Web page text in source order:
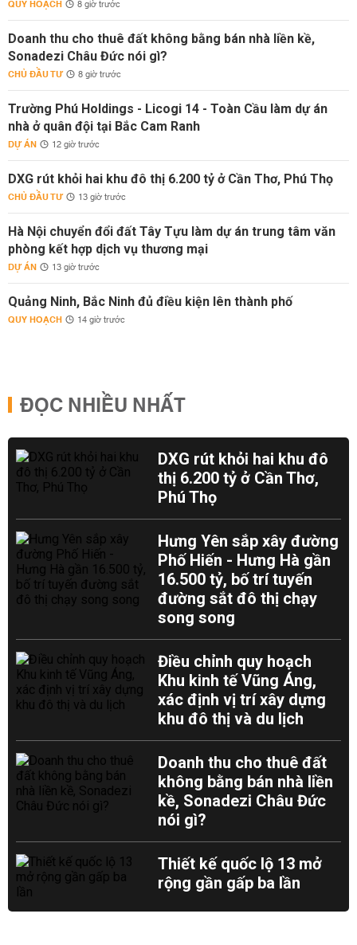
QUY HOẠCH 8 giờ trước
Doanh thu cho thuê đất không bằng bán nhà liền kề,
Sonadezi Châu Đức nói gì?
CHỦ ĐẦU TƯ 8 giờ trước
Trường Phú Holdings - Licogi 14 - Toàn Cầu làm dự án
nhà ở quân đội tại Bắc Cam Ranh
DỰ ÁN 12 giờ trước
DXG rút khỏi hai khu đô thị 6.200 tỷ ở Cần Thơ, Phú Thọ
CHỦ ĐẦU TƯ 13 giờ trước
Hà Nội chuyển đổi đất Tây Tựu làm dự án trung tâm văn
phòng kết hợp dịch vụ thương mại
DỰ ÁN 13 giờ trước
Quảng Ninh, Bắc Ninh đủ điều kiện lên thành phố
QUY HOẠCH 14 giờ trước
ĐỌC NHIỀU NHẤT
DXG rút khỏi hai khu đô
thị 6.200 tỷ ở Cần Thơ,
Phú Thọ
Hưng Yên sắp xây đường
Phố Hiến - Hưng Hà gần
16.500 tỷ, bố trí tuyến
đường sắt đô thị chạy
song song
Điều chỉnh quy hoạch
Khu kinh tế Vũng Áng,
xác định vị trí xây dựng
khu đô thị và du lịch
Doanh thu cho thuê đất
không bằng bán nhà liền
kề, Sonadezi Châu Đức
nói gì?
Thiết kế quốc lộ 13 mở
rộng gần gấp ba lần